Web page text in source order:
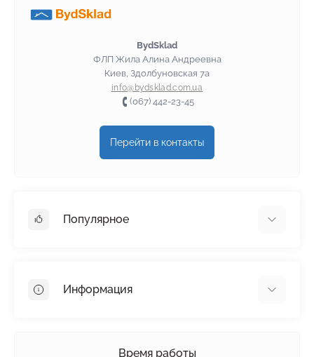
BydSklad
ФЛП Жила Алина Андреевна
Киев, Здолбуновская 7а
info@bydsklad.com.ua
(067) 442-23-45
Перейти в контакты
Популярное
Пенопласт
Информация
Время работы